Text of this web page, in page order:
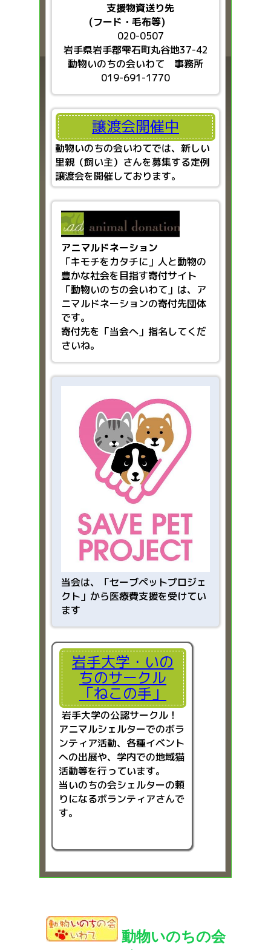
支援物資送り先
(フード・毛布等)
020-0507
岩手県岩手郡雫石町丸谷地37-42
動物いのちの会いわて 事務所
019-691-1770
譲渡会開催中
動物いのちの会いわてでは、新しい
里親（飼い主）さんを募集する定例
譲渡会を開催しております。
アニマルドネーション
「キモチをカタチに」人と動物の
豊かな社会を目指す寄付サイト
「動物いのちの会いわて」は、ア
ニマルドネーションの寄付先団体
です。
寄付先を「当会へ」指名してくだ
さいね。
当会は、「セーブペットプロジェ
クト」から医療費支援を受けてい
ます
岩手大学・いの
ちのサークル
「ねこの手」
岩手大学の公認サークル！
アニマルシェルターでのボラ
ンティア活動、各種イベント
への出展や、学内での地域猫
活動等を行っています。
当いのちの会シェルターの頼
りになるボランティアさんで
す。
動物いのちの会